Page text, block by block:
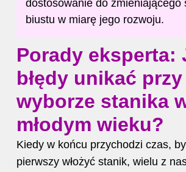
dostosowanie do zmieniającego
biustu w miarę jego rozwoju.
Porady eksperta:
błędy unikać przy
wyborze stanika
młodym wieku?
Kiedy w końcu przychodzi czas,
pierwszy włożyć stanik, wielu z